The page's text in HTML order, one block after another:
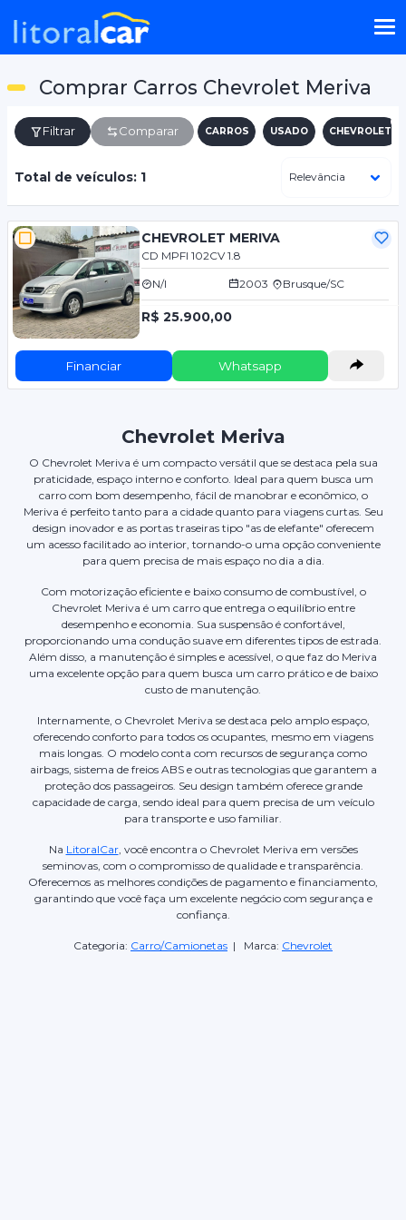
Comprar Carros Chevrolet Meriva
Filtrar Comparar CARROS USADO CHEVROLET
Total de veículos: 1
CHEVROLET MERIVA
CD MPFI 102CV 1.8
N/I 2003 Brusque/SC
R$ 25.900,00
Financiar Whatsapp
Chevrolet Meriva
O Chevrolet Meriva é um compacto versátil que se destaca pela sua
praticidade, espaço interno e conforto. Ideal para quem busca um
carro com bom desempenho, fácil de manobrar e econômico, o
Meriva é perfeito tanto para a cidade quanto para viagens curtas. Seu
design inovador e as portas traseiras tipo "as de elefante" oferecem
um acesso facilitado ao interior, tornando-o uma opção conveniente
para quem precisa de mais espaço no dia a dia.
Com motorização eficiente e baixo consumo de combustível, o
Chevrolet Meriva é um carro que entrega o equilíbrio entre
desempenho e economia. Sua suspensão é confortável,
proporcionando uma condução suave em diferentes tipos de estrada.
Além disso, a manutenção é simples e acessível, o que faz do Meriva
uma excelente opção para quem busca um carro prático e de baixo
custo de manutenção.
Internamente, o Chevrolet Meriva se destaca pelo amplo espaço,
oferecendo conforto para todos os ocupantes, mesmo em viagens
mais longas. O modelo conta com recursos de segurança como
airbags, sistema de freios ABS e outras tecnologias que garantem a
proteção dos passageiros. Seu design também oferece grande
capacidade de carga, sendo ideal para quem precisa de um veículo
para transporte e uso familiar.
Na LitoralCar, você encontra o Chevrolet Meriva em versões
seminovas, com o compromisso de qualidade e transparência.
Oferecemos as melhores condições de pagamento e financiamento,
garantindo que você faça um excelente negócio com segurança e
confiança.
Categoria: Carro/Camionetas | Marca: Chevrolet